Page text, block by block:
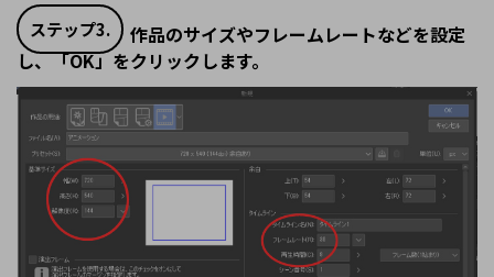
ステップ3.
作品のサイズやフレームレートなどを設定
し、「OK」をクリックします。